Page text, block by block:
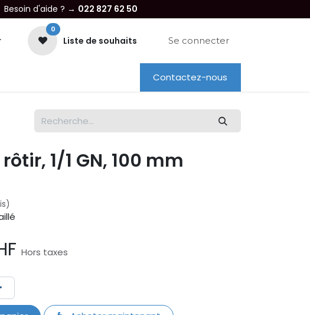
d'aide ? → 022 827 62 50
0
Liste de souhaits Se connecter
Dépannage Location
Contactez-nous
1/1 GN, 100 mm
Hors taxes